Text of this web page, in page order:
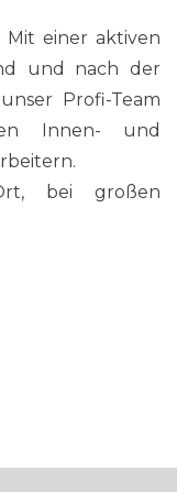
Mit einer aktiven
und nach der
Profi-Team
Innen- und
bei großen